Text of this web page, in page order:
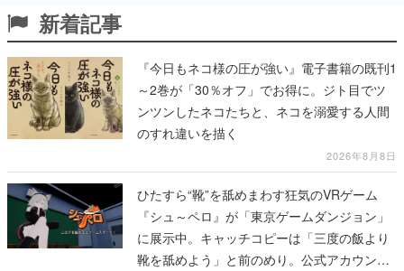
新着記事
『今日もネコ様の圧が強い』電子書籍の既刊1
～2巻が「30％オフ」でお得に。ジト目でツ
ンツンしたネコたちと、ネコを溺愛する人間
のすれ違いを描く
2026年8月8日
ひたすら“靴”を舐めまわす狂気のVRゲーム
『シュ～ペロ』が「東京ゲームダンジョン」
に展示中。キャッチコピーは「三度の飯より
靴を舐めよう」と前のめり。公式アカウント